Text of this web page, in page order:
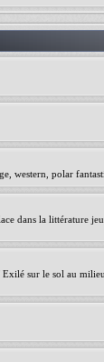
western, polar
dans la littérature
sur le sol au